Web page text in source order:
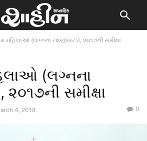
મહિલાઓ (લગ્નના રક્ષણ)ખરડો, ૨૦૧૭ની સમીક્ષા
(લગ્નના
૨૦૧૭ની સમીક્ષા
4, 2018 0